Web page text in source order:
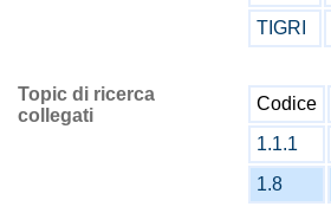
TIGRI
Topic di ricerca
collegati
Codice
1.1.1
1.8